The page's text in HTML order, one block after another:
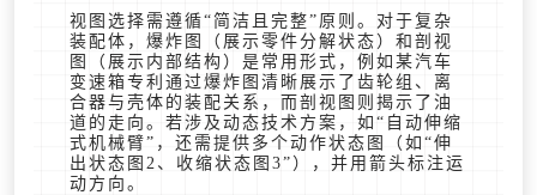
视图选择需遵循“简洁且完整”原则。对于复杂
装配体，爆炸图（展示零件分解状态）和剖视
图（展示内部结构）是常用形式，例如某汽车
变速箱专利通过爆炸图清晰展示了齿轮组、离
合器与壳体的装配关系，而剖视图则揭示了油
道的走向。若涉及动态技术方案，如“自动伸缩
式机械臂”，还需提供多个动作状态图（如“伸
出状态图2、收缩状态图3”），并用箭头标注运
动方向。